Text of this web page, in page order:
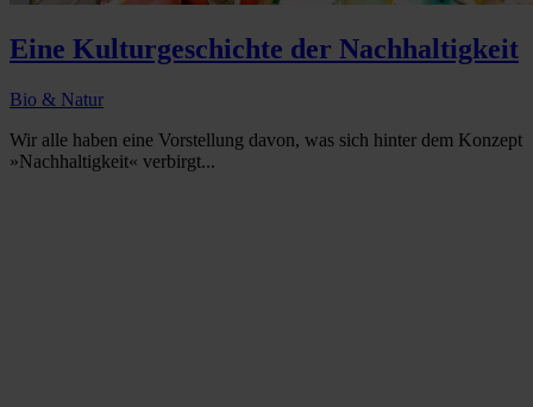
Eine Kulturgeschichte der Nachhaltigkeit
Bio & Natur
Wir alle haben eine Vorstellung davon, was sich hinter dem Konzept
»Nachhaltigkeit« verbirgt...